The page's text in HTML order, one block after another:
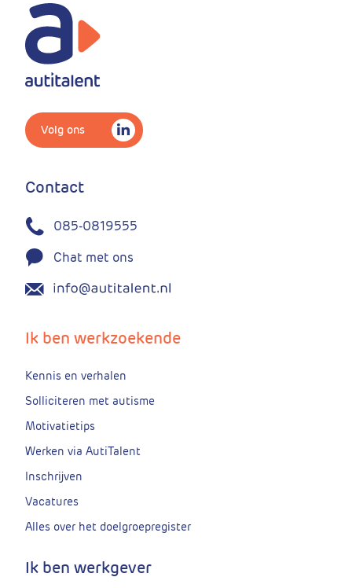
Volg ons
Contact
085-0819555
Chat met ons
Ik ben werkzoekende
Kennis en verhalen
Solliciteren met autisme
Motivatietips
Werken via AutiTalent
Inschrijven
Vacatures
Alles over het doelgroepregister
Ik ben werkgever